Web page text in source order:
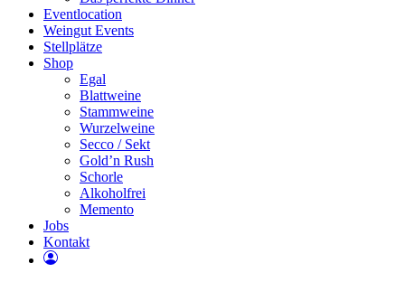
Eventlocation
Weingut Events
Stellplätze
Shop
Egal
Blattweine
Stammweine
Wurzelweine
Secco / Sekt
Gold’n Rush
Schorle
Alkoholfrei
Memento
Jobs
Kontakt